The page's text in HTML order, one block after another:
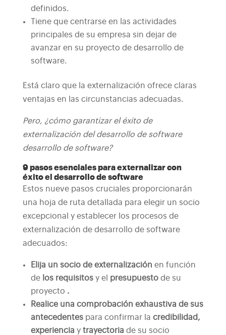
definidos.
Tiene que centrarse en las actividades
principales de su empresa sin dejar de
avanzar en su proyecto de desarrollo de
software.
Está claro que la externalización ofrece claras
ventajas en las circunstancias adecuadas.
Pero, ¿cómo garantizar el éxito de
externalización del desarrollo de software
desarrollo de software?
9 pasos esenciales para externalizar con
éxito el desarrollo de software
Estos nueve pasos cruciales proporcionarán
una hoja de ruta detallada para elegir un socio
excepcional y establecer los procesos de
externalización de desarrollo de software
adecuados:
Elija un socio de externalización en función
de los requisitosy el presupuestode su
proyecto .
Realice una comprobación exhaustiva de sus
antecedentespara confirmar la credibilidad,
experiencia y trayectoria de su socio